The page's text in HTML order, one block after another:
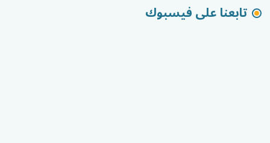
تابعنا على فيسبوك